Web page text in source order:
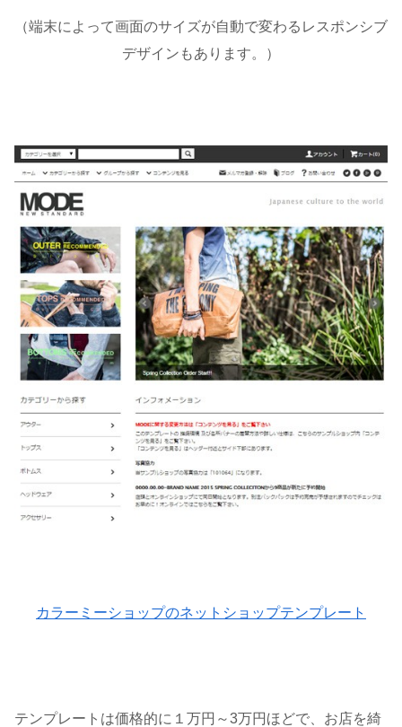
（端末によって画面のサイズが自動で変わるレスポンシブ
デザインもあります。）
カラーミーショップのネットショップテンプレート
テンプレートは価格的に１万円～3万円ほどで、お店を綺